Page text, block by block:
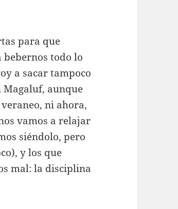
para que
bebernos todo lo
a sacar tampoco
Magaluf, aunque
ni ahora,
vamos a relajar
siéndolo, pero
y los que
mal: la disciplina